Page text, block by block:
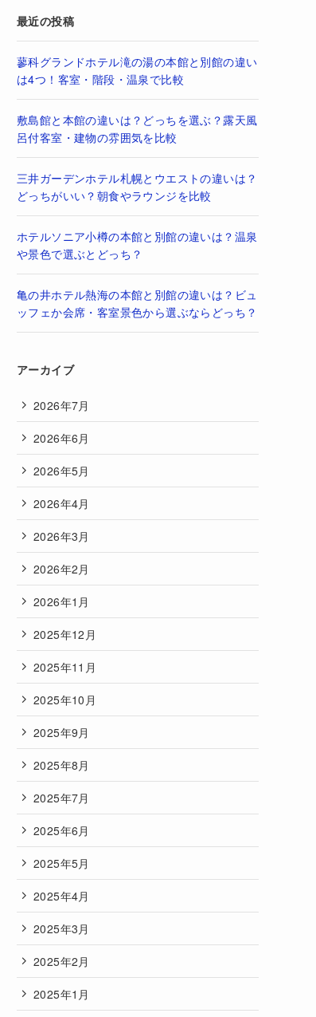
最近の投稿
蓼科グランドホテル滝の湯の本館と別館の違い
は4つ！客室・階段・温泉で比較
敷島館と本館の違いは？どっちを選ぶ？露天風
呂付客室・建物の雰囲気を比較
三井ガーデンホテル札幌とウエストの違いは？
どっちがいい？朝食やラウンジを比較
ホテルソニア小樽の本館と別館の違いは？温泉
や景色で選ぶとどっち？
亀の井ホテル熱海の本館と別館の違いは？ビュ
ッフェか会席・客室景色から選ぶならどっち？
アーカイブ
2026年7月
2026年6月
2026年5月
2026年4月
2026年3月
2026年2月
2026年1月
2025年12月
2025年11月
2025年10月
2025年9月
2025年8月
2025年7月
2025年6月
2025年5月
2025年4月
2025年3月
2025年2月
2025年1月